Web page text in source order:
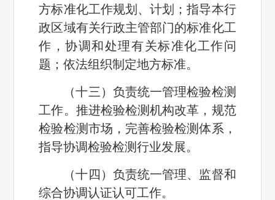
方标准化工作规划、计划；指导本行
政区域有关行政主管部门的标准化工
作，协调和处理有关标准化工作问
题；依法组织制定地方标准。
（十三）负责统一管理检验检测
工作。推进检验检测机构改革，规范
检验检测市场，完善检验检测体系，
指导协调检验检测行业发展。
（十四）负责统一管理、监督和
综合协调认证认可工作。